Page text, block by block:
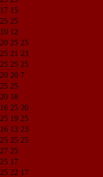
17 15
25 25
10 12
20 25 25
25 21 23
25 25 25
20 20 7
25 25
20 18
16 25 20
25 19 25
16 13 23
25 25 25
27 25
25 17
25 22 17